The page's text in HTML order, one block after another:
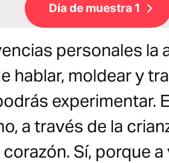
Día de muestra 1
personales la
hablar, moldear y
experimentar.
a través de la
Sí, porque